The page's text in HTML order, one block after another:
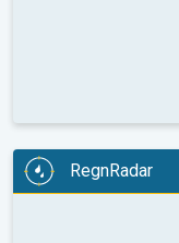
RegnRadar